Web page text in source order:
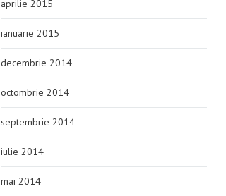
aprilie 2015
ianuarie 2015
decembrie 2014
octombrie 2014
septembrie 2014
iulie 2014
mai 2014